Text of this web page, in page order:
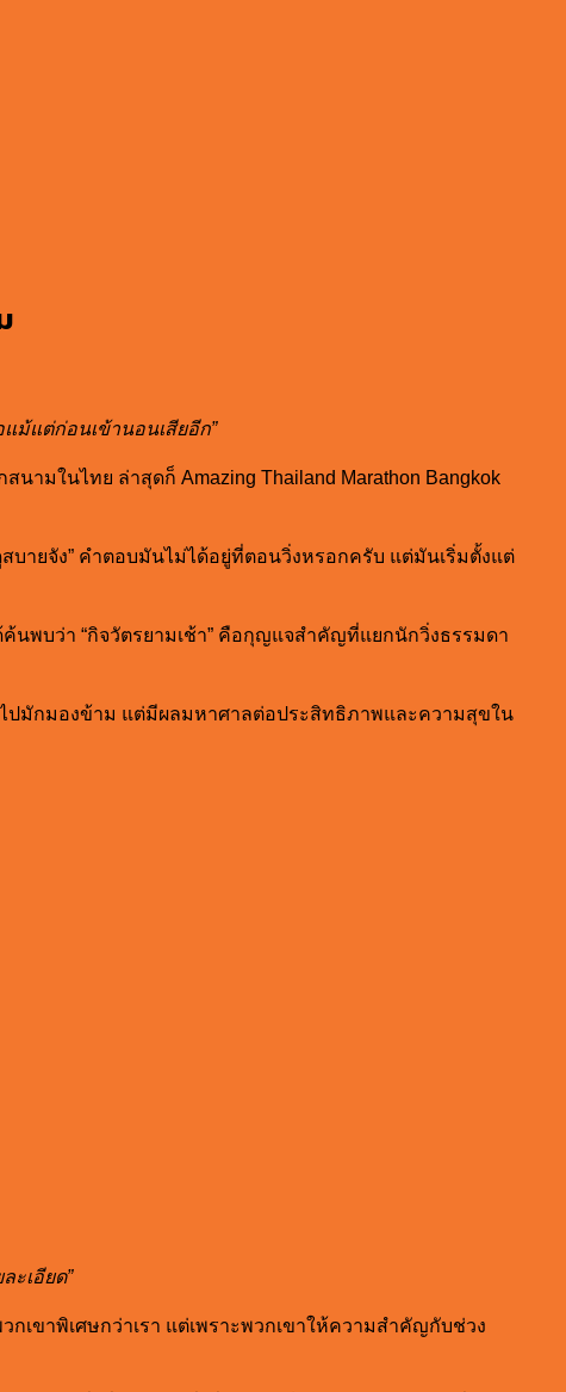
ม้แต่ก่อนเข้านอนเสียอีก”
ามในไทย ล่าสุดก็ Amazing Thailand Marathon Bangkok
บายจัง” คำตอบมันไม่ได้อยู่ที่ตอนวิ่งหรอกครับ แต่มันเริ่มตั้งแต่
พบว่า “กิจวัตรยามเช้า” คือกุญแจสำคัญที่แยกนักวิ่งธรรมดา
ปมักมองข้าม แต่มีผลมหาศาลต่อประสิทธิภาพและความสุขใน
ะเอียด”
เขาพิเศษกว่าเรา แต่เพราะพวกเขาให้ความสำคัญกับช่วง